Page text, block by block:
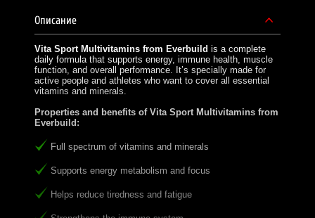
Описание
Vita Sport Multivitamins from Everbuild is a complete
daily formula that supports energy, immune health, muscle
function, and overall performance. It’s specially made for
active people and athletes who want to cover all essential
vitamins and minerals.
Properties and benefits of Vita Sport Multivitamins from
Everbuild:
Full spectrum of vitamins and minerals
Supports energy metabolism and focus
Helps reduce tiredness and fatigue